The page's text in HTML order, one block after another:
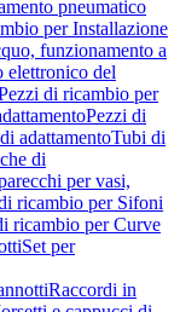
pneumatico
per Installazione
funzionamento a
elettronico del
di ricambio per
Pezzi di
adattamentoTubi di
di
per vasi,
ricambio per Sifoni
ricambio per Curve
Set per
Raccordi in